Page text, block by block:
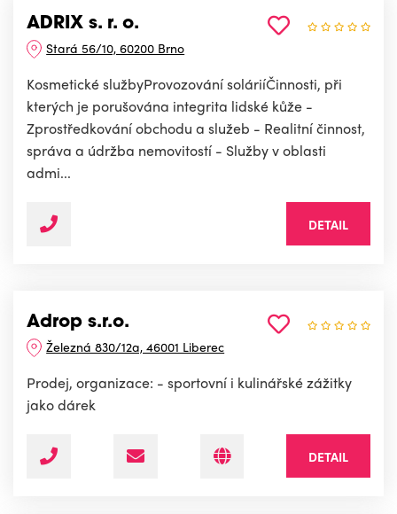
ADRIX s. r. o.
Stará 56/10, 60200 Brno
Kosmetické službyProvozování soláriíČinnosti, při
kterých je porušována integrita lidské kůže -
Zprostředkování obchodu a služeb - Realitní činnost,
správa a údržba nemovitostí - Služby v oblasti
admi...
DETAIL
Adrop s.r.o.
Železná 830/12a, 46001 Liberec
Prodej, organizace: - sportovní i kulinářské zážitky
jako dárek
DETAIL